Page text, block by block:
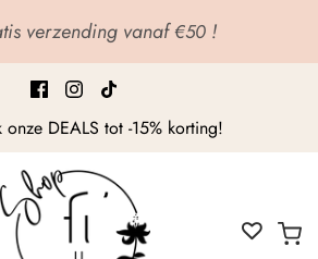
verzending vanaf €50 !
onze DEALS tot -15% korting!